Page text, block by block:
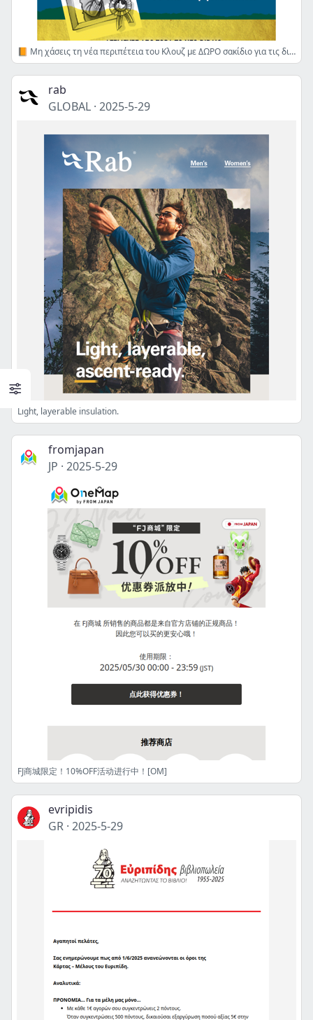
📙 Μη χάσεις τη νέα περιπέτεια του Κλουζ με ΔΩΡΟ σακίδιο για τις διακοπές σου! 🎁
rab
GLOBAL · 2025-5-29
Light, layerable insulation.
fromjapan
JP · 2025-5-29
FJ商城限定！10%OFF活动进行中！[OM]
evripidis
GR · 2025-5-29